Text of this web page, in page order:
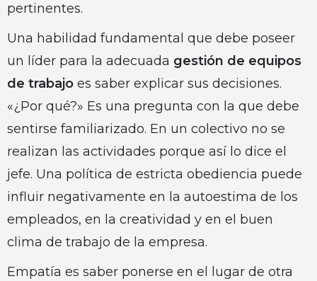
pertinentes.
Una habilidad fundamental que debe poseer
un líder para la adecuada gestión de equipos
de trabajo es saber explicar sus decisiones.
«¿Por qué?» Es una pregunta con la que debe
sentirse familiarizado. En un colectivo no se
realizan las actividades porque así lo dice el
jefe. Una política de estricta obediencia puede
influir negativamente en la autoestima de los
empleados, en la creatividad y en el buen
clima de trabajo de la empresa.
Empatía es saber ponerse en el lugar de otra